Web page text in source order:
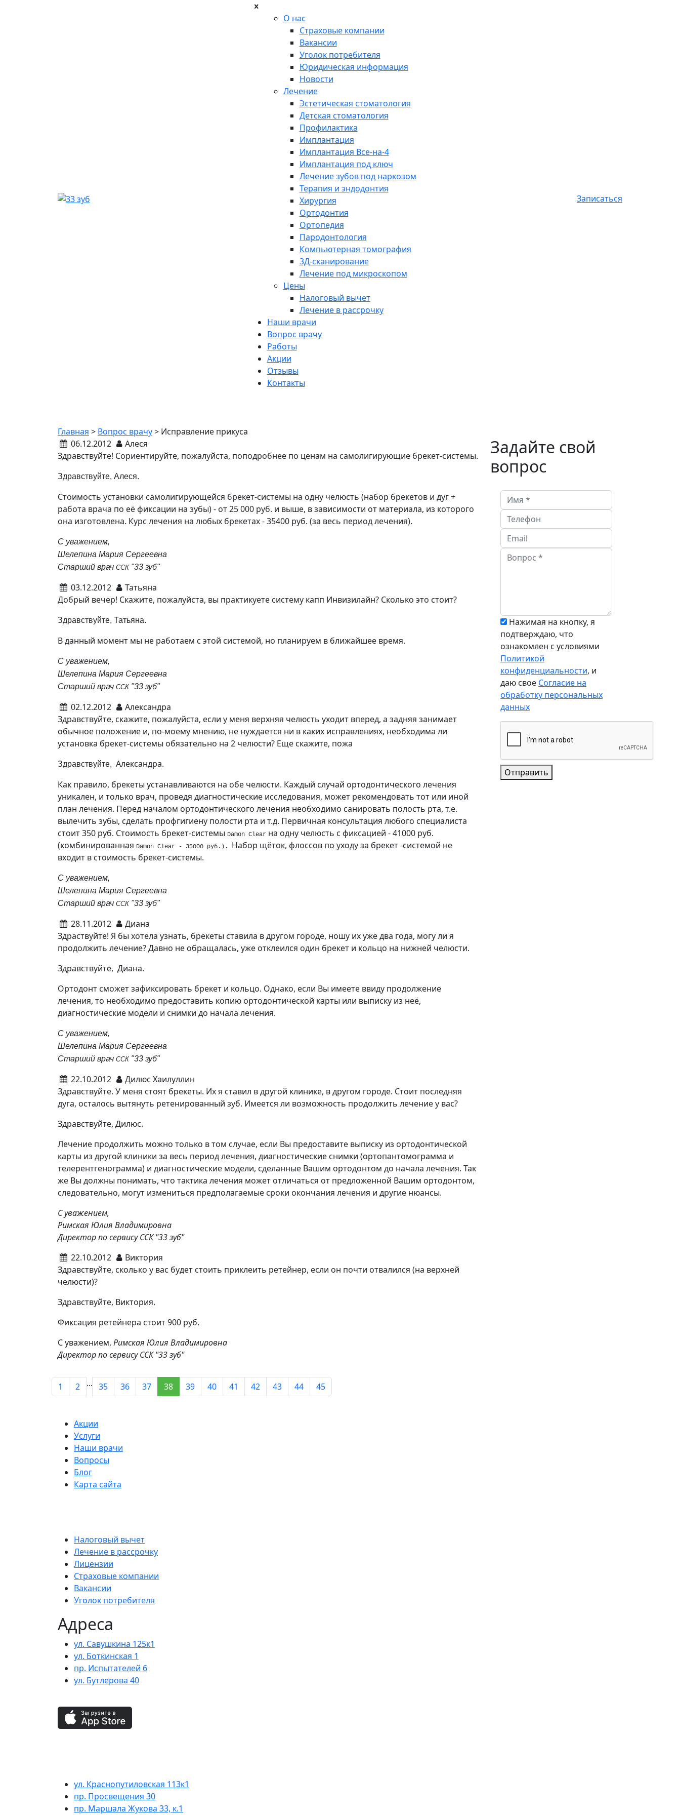
О нас
Страховые компании
Вакансии
Уголок потребителя
Юридическая информация
Новости
Лечение
Эстетическая стоматология
Детская стоматология
Профилактика
Имплантация
Имплантация Все-на-4
Имплантация под ключ
Лечение зубов под наркозом
Терапия и эндодонтия
Хирургия
Ортодонтия
Ортопедия
Пародонтология
Компьютерная томография
3Д-сканирование
Лечение под микроскопом
Цены
Налоговый вычет
Лечение в рассрочку
Наши врачи
Вопрос врачу
Работы
Акции
Отзывы
Контакты
Записаться
Главная > Вопрос врачу> Исправление прикуса
06.12.2012
Алеся
Здравствуйте! Сориентируйте, пожалуйста, поподробнее по ценам на самолигирующие брекет-системы.
Здравствуйте, Алеся.
Стоимость установки самолигирующейся брекет-системы на одну челюсть (набор брекетов и дуг +
работа врача по её фиксации на зубы) - от 25 000 руб. и выше, в зависимости от материала, из которого
она изготовлена. Курс лечения на любых брекетах - 35400 руб. (за весь период лечения).
С уважением,
Шелепина Мария Сергеевна
Старший врач ССК "33 зуб"
03.12.2012
Татьяна
Добрый вечер! Скажите, пожалуйста, вы практикуете систему капп Инвизилайн? Сколько это стоит?
Здравствуйте, Татьяна.
В данный момент мы не работаем с этой системой, но планируем в ближайшее время.
С уважением,
Шелепина Мария Сергеевна
Старший врач ССК "33 зуб"
02.12.2012
Александра
Здравствуйте, скажите, пожалуйста, если у меня верхняя челюсть уходит вперед, а задняя занимает
обычное положение и, по-моему мнению, не нуждается ни в каких исправлениях, необходима ли
установка брекет-системы обязательно на 2 челюсти? Еще скажите, пожа
Здравствуйте, Александра.
Как правило, брекеты устанавливаются на обе челюсти. Каждый случай ортодонтического лечения
уникален, и только врач, проведя диагностические исследования, может рекомендовать тот или иной
план лечения. Перед началом ортодонтического лечения необходимо санировать полость рта, т.е.
вылечить зубы, сделать профгигиену полости рта и т.д. Первичная консультация любого специалиста
стоит 350 руб. Стоимость брекет-системы Damon Clear на одну челюсть с фиксацией - 41000 руб.
(комбинированная Damon Clear - 35000 руб.). Набор щёток, флоссов по уходу за брекет -системой не
входит в стоимость брекет-системы.
С уважением,
Шелепина Мария Сергеевна
Старший врач ССК "33 зуб"
28.11.2012
Диана
Здраствуйте! Я бы хотела узнать, брекеты ставила в другом городе, ношу их уже два года, могу ли я
продолжить лечение? Давно не обращалась, уже отклеился один брекет и кольцо на нижней челюсти.
Здравствуйте, Диана.
Ортодонт сможет зафиксировать брекет и кольцо. Однако, если Вы имеете ввиду продолжение
лечения, то необходимо предоставить копию ортодонтической карты или выписку из неё,
диагностические модели и снимки до начала лечения.
С уважением,
Шелепина Мария Сергеевна
Старший врач ССК "33 зуб"
22.10.2012
Дилюс Хаилуллин
Здравствуйте. У меня стоят брекеты. Их я ставил в другой клинике, в другом городе. Стоит последняя
дуга, осталось вытянуть ретенированный зуб. Имеется ли возможность продолжить лечение у вас?
Здравствуйте, Дилюс.
Лечение продолжить можно только в том случае, если Вы предоставите выписку из ортодонтической
карты из другой клиники за весь период лечения, диагностические снимки (ортопантомограмма и
телерентгенограмма) и диагностические модели, сделанные Вашим ортодонтом до начала лечения. Так
же Вы должны понимать, что тактика лечения может отличаться от предложенной Вашим ортодонтом,
следовательно, могут измениться предполагаемые сроки окончания лечения и другие нюансы.
С уважением,
Римская Юлия Владимировна
Директор по сервису ССК "33 зуб"
22.10.2012
Виктория
Здравствуйте, сколько у вас будет стоить приклеить ретейнер, если он почти отвалился (на верхней
челюсти)?
Здравствуйте, Виктория.
Фиксация ретейнера стоит 900 руб.
С уважением, Римская Юлия Владимировна
Директор по сервису ССК "33 зуб"
1 2 ... 35 36 37 38 39 40 41 42 43 44 45
Задайте свой
вопрос
Нажимая на кнопку, я
подтверждаю, что
ознакомлен с условиями
Политикой
конфиденциальности, и
даю свое Согласие на
обработку персональных
данных
Отправить
Акции
Услуги
Наши врачи
Вопросы
Блог
Карта сайта
Налоговый вычет
Лечение в рассрочку
Лицензии
Страховые компании
Вакансии
Уголок потребителя
Адреса
ул. Савушкина 125к1
ул. Боткинская 1
пр. Испытателей 6
ул. Бутлерова 40
ул. Краснопутиловская 113к1
пр. Просвещения 30
пр. Маршала Жукова 33, к.1